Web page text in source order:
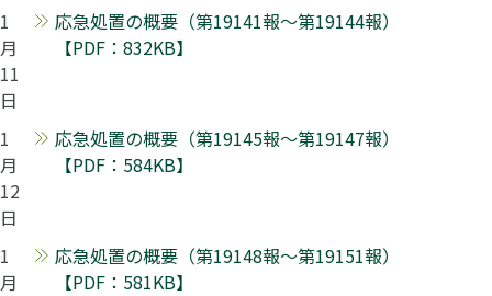
1
月
11
日
応急処置の概要（第19141報～第19144報）
【PDF：832KB】
1
月
12
日
応急処置の概要（第19145報～第19147報）
【PDF：584KB】
1
月
応急処置の概要（第19148報～第19151報）
【PDF：581KB】